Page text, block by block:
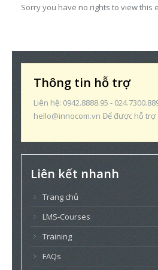
Sorry you have no rights to view this
Thông tin hỗ trợ
Liên hệ: 0942.8888.95 -
hello@innocom.vn Để được hỗ trợ
Liên kết nhanh
Trang chủ
LMS-Courses
Training
FAQs